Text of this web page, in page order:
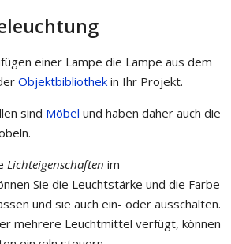
einer Lampe die Lampe aus dem
Objektbibliothek in Ihr Projekt.
sind Möbel und haben daher auch die
Lichteigenschaften im
Sie die Leuchtstärke und die Farbe
und sie auch ein- oder ausschalten.
mehrere Leuchtmittel verfügt, können